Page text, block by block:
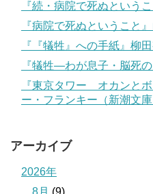
『続・病院で死ぬという
『病院で死ぬということ
『『犠牲』への手紙』柳
『犠牲―わが息子・脳死
『東京タワー オカンと
ー・フランキー（新潮文庫
アーカイブ
2026年
8月 (9)